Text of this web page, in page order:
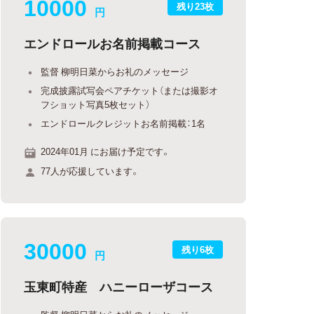
残り23枚
円
エンドロールお名前掲載コース
監督 柳明日菜からお礼のメッセージ
完成披露試写会ペアチケット（または撮影オ
フショット写真5枚セット）
エンドロールクレジットお名前掲載：1名
2024年01月 にお届け予定です。
77人が応援しています。
残り6枚
30000 円
玉東町特産 ハニーローザコース